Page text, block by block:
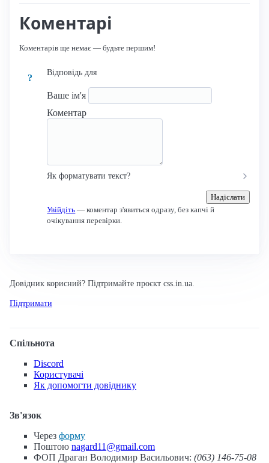
Коментарі
Коментарів ще немає — будьте першим!
?
Відповідь для
Ваше ім'я
Коментар
Як форматувати текст?
Надіслати
Увійдіть — коментар з'явиться одразу, без капчі й
очікування перевірки.
Довідник корисний? Підтримайте проєкт css.in.ua.
Підтримати
Спільнота
Discord
Користувачі
Як допомогти довіднику
Зв'язок
Через форму
Поштою nagard11@gmail.com
ФОП Драган Володимир Васильович: (063) 146-75-08